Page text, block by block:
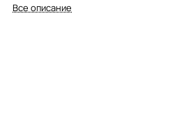
Все описание